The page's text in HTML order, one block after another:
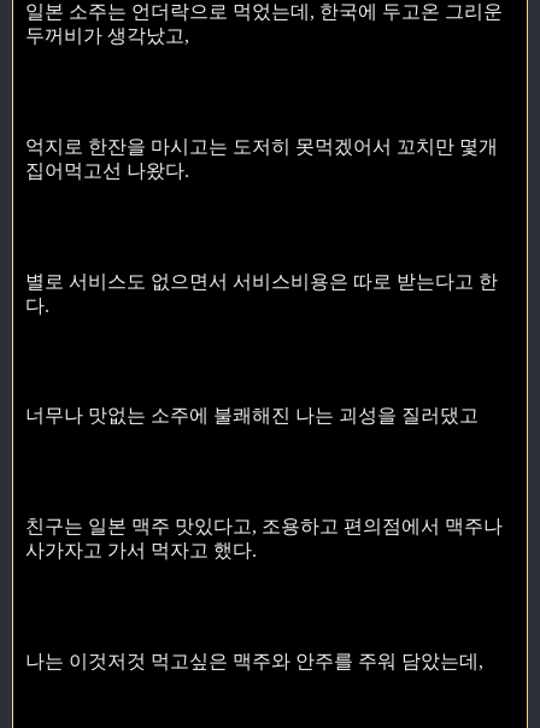
일본 소주는 언더락으로 먹었는데, 한국에 두고온 그리운
두꺼비가 생각났고,
억지로 한잔을 마시고는 도저히 못먹겠어서 꼬치만 몇개
집어먹고선 나왔다.
별로 서비스도 없으면서 서비스비용은 따로 받는다고 한
다.
너무나 맛없는 소주에 불쾌해진 나는 괴성을 질러댔고
친구는 일본 맥주 맛있다고, 조용하고 편의점에서 맥주나
사가자고 가서 먹자고 했다.
나는 이것저것 먹고싶은 맥주와 안주를 주워 담았는데,